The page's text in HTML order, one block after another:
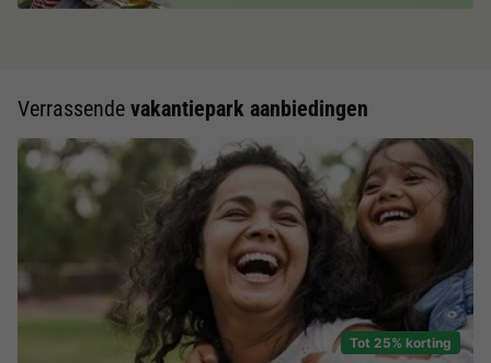
Verrassende vakantiepark aanbiedingen
Tot 25% korting